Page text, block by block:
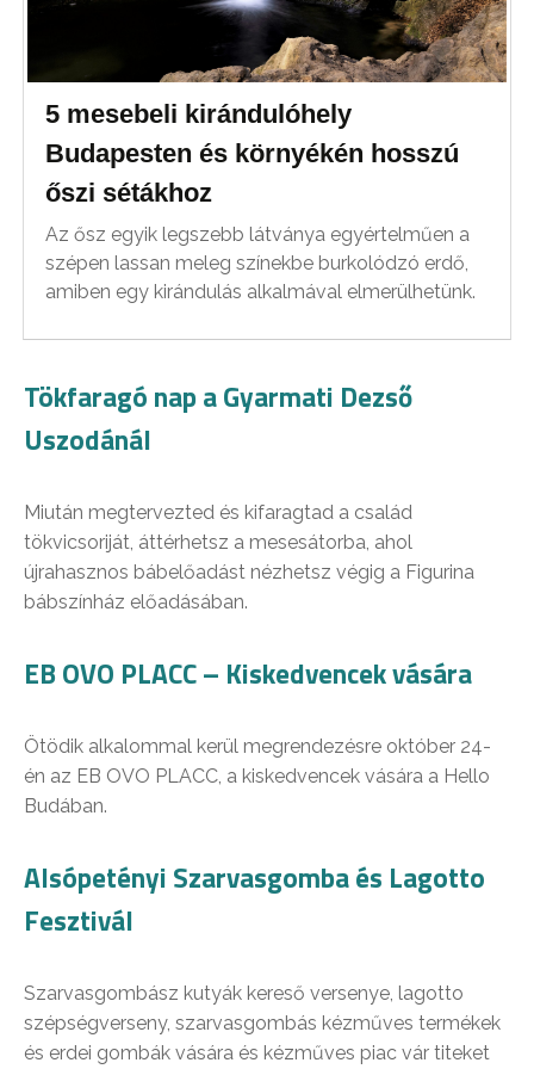
5 mesebeli kirándulóhely
Budapesten és környékén hosszú
őszi sétákhoz
Az ősz egyik legszebb látványa egyértelműen a
szépen lassan meleg színekbe burkolódzó erdő,
amiben egy kirándulás alkalmával elmerülhetünk.
Tökfaragó nap a Gyarmati Dezső
Uszodánál
Miután megtervezted és kifaragtad a család
tökvicsoriját, áttérhetsz a mesesátorba, ahol
újrahasznos bábelőadást nézhetsz végig a Figurina
bábszínház előadásában.
EB OVO PLACC – Kiskedvencek vására
Ötödik alkalommal kerül megrendezésre október 24-
én az EB OVO PLACC, a kiskedvencek vására a Hello
Budában.
Alsópetényi Szarvasgomba és Lagotto
Fesztivál
Szarvasgombász kutyák kereső versenye, lagotto
szépségverseny, szarvasgombás kézműves termékek
és erdei gombák vására és kézműves piac vár titeket